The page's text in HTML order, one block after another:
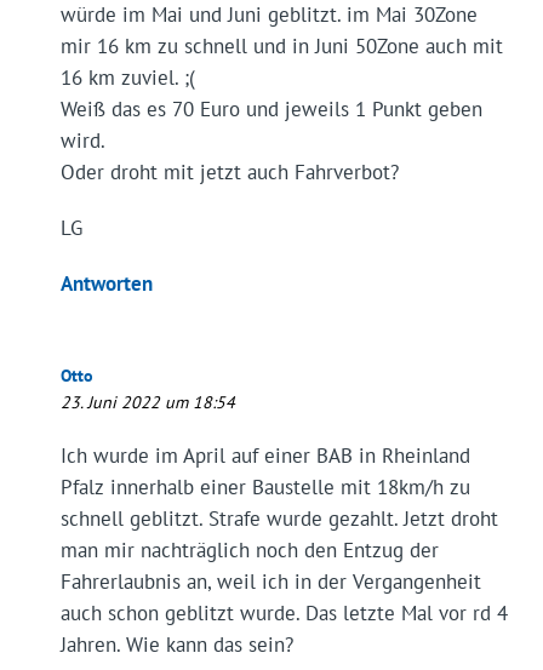
würde im Mai und Juni geblitzt. im Mai 30Zone
mir 16 km zu schnell und in Juni 50Zone auch mit
16 km zuviel. ;(
Weiß das es 70 Euro und jeweils 1 Punkt geben
wird.
Oder droht mit jetzt auch Fahrverbot?
LG
Antworten
Otto
23. Juni 2022 um 18:54
Ich wurde im April auf einer BAB in Rheinland
Pfalz innerhalb einer Baustelle mit 18km/h zu
schnell geblitzt. Strafe wurde gezahlt. Jetzt droht
man mir nachträglich noch den Entzug der
Fahrerlaubnis an, weil ich in der Vergangenheit
auch schon geblitzt wurde. Das letzte Mal vor rd 4
Jahren. Wie kann das sein?